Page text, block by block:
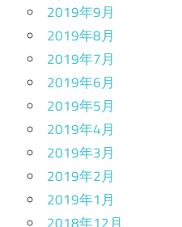
2019年9月
2019年8月
2019年7月
2019年6月
2019年5月
2019年4月
2019年3月
2019年2月
2019年1月